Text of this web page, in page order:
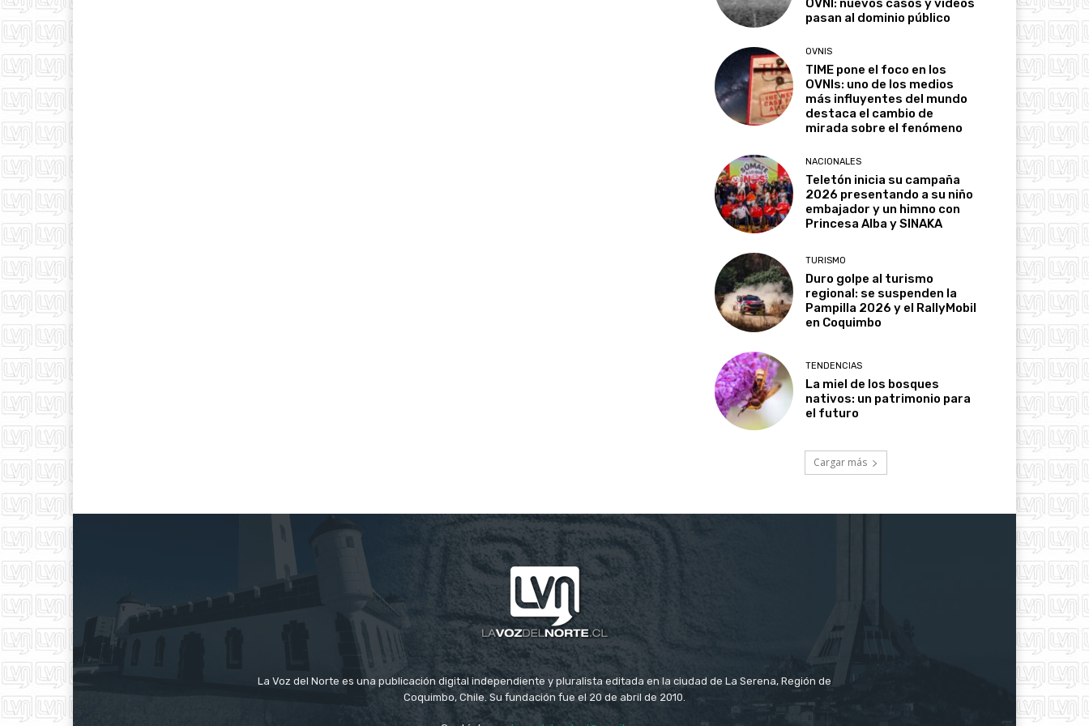
OVNI: nuevos casos y videos
pasan al dominio público
OVNIS
TIME pone el foco en los
OVNIs: uno de los medios
más influyentes del mundo
destaca el cambio de
mirada sobre el fenómeno
NACIONALES
Teletón inicia su campaña
2026 presentando a su niño
embajador y un himno con
Princesa Alba y SINAKA
TURISMO
Duro golpe al turismo
regional: se suspenden la
Pampilla 2026 y el RallyMobil
en Coquimbo
TENDENCIAS
La miel de los bosques
nativos: un patrimonio para
el futuro
Cargar más
La Voz del Norte es una publicación digital independiente y pluralista editada en la ciudad de La Serena, Región de
Coquimbo, Chile. Su fundación fue el 20 de abril de 2010.